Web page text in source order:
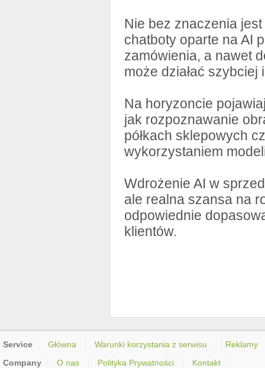
Nie bez znaczenia
chatboty oparte na AI
zamówienia, a nawet
może działać
Na horyzoncie
jak rozpoznawanie
półkach sklepowych
wykorzystaniem
Wdrożenie AI w
ale realna szansa na
odpowiednie
klientów.
Service Główna Warunki korzystania z serwisu
Reklamy
Company
O nas Polityka Prywatności Kontakt